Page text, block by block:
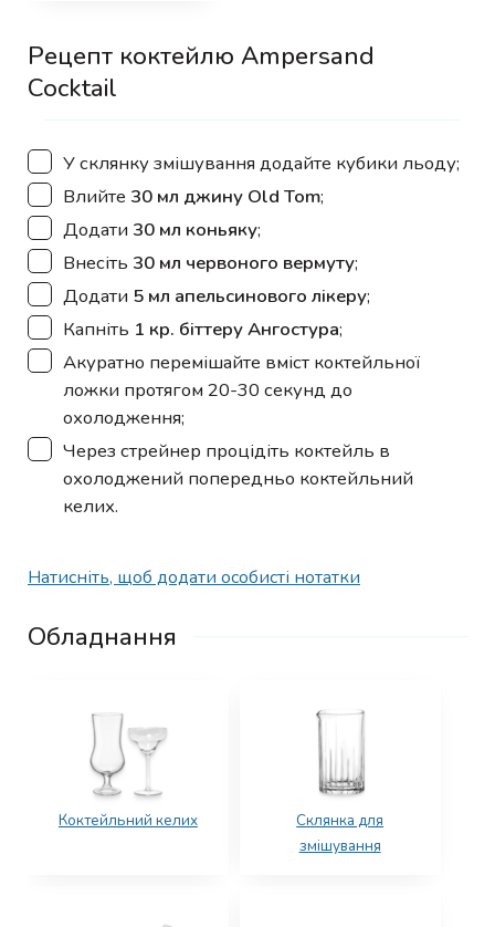
Рецепт коктейлю Ampersand
Cocktail
▢
У склянку змішування додайте кубики льоду;
▢
Влийте 30 мл джину Old Tom;
▢
Додати 30 мл коньяку;
▢
Внесіть 30 мл червоного вермуту;
▢
Додати 5 мл апельсинового лікеру;
▢
Капніть 1 кр. біттеру Ангостура;
▢
Акуратно перемішайте вміст коктейльної
ложки протягом 20-30 секунд до
охолодження;
▢
Через стрейнер процідіть коктейль в
охолоджений попередньо коктейльний
келих.
Натисніть, щоб додати особисті нотатки
Обладнання
Коктейльний келих
Склянка для
змішування